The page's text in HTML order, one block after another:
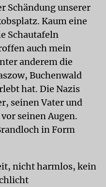
Schändung unserer
Kaum eine
Schautafeln
auch mein
anderem die
Buchenwald
hat. Die Nazis
seinen Vater und
seinen Augen.
in Form
nicht harmlos, kein